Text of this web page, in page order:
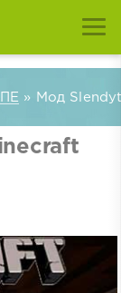
» Мод